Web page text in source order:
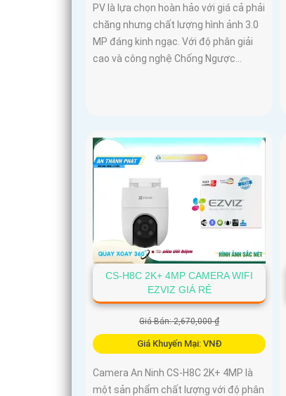
PV là lựa chọn hoàn hảo với giá cả phải
chăng nhưng chất lượng hình ảnh 3.0
MP đáng kinh ngạc. Với độ phân giải
cao và công nghệ Chống Ngược...
CS-H8C 2K+ 4MP CAMERA WIFI
EZVIZ GIÁ RẺ
Giá Bán: 2,670,000 ₫
Giá Khuyến Mại: VNĐ
Camera An Ninh CS-H8C 2K+ 4MP là
một sản phẩm chất lượng với độ phân